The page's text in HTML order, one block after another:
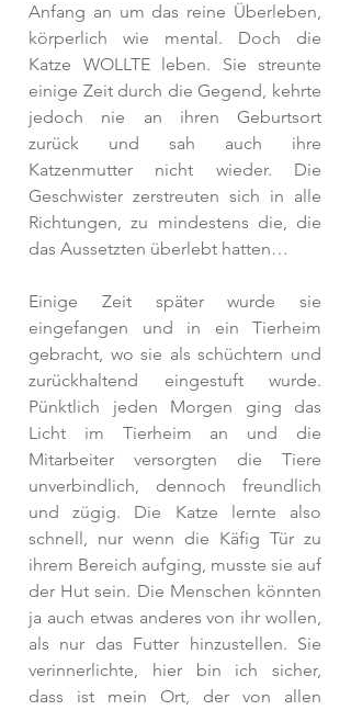
Anfang an um das reine Überleben,
körperlich wie mental. Doch die
Katze WOLLTE leben. Sie streunte
einige Zeit durch die Gegend, kehrte
jedoch nie an ihren Geburtsort
zurück und sah auch ihre
Katzenmutter nicht wieder. Die
Geschwister zerstreuten sich in alle
Richtungen, zu mindestens die, die
das Aussetzten überlebt hatten…
Einige Zeit später wurde sie
eingefangen und in ein Tierheim
gebracht, wo sie als schüchtern und
zurückhaltend eingestuft wurde.
Pünktlich jeden Morgen ging das
Licht im Tierheim an und die
Mitarbeiter versorgten die Tiere
unverbindlich, dennoch freundlich
und zügig. Die Katze lernte also
schnell, nur wenn die Käfig Tür zu
ihrem Bereich aufging, musste sie auf
der Hut sein. Die Menschen könnten
ja auch etwas anderes von ihr wollen,
als nur das Futter hinzustellen. Sie
verinnerlichte, hier bin ich sicher,
dass ist mein Ort, der von allen